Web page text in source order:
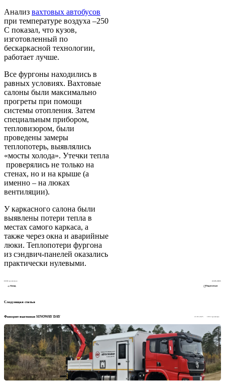
Анализ вахтовых автобусов
при температуре воздуха –250
С показал, что кузов,
изготовленный по
бескаркасной технологии,
работает лучше.
Все фургоны находились в
равных условиях. Вахтовые
салоны были максимально
прогреты при помощи
системы отопления. Затем
специальным прибором,
тепловизором, были
проведены замеры
теплопотерь, выявлялись
«мосты холода». Утечки тепла
проверялись не только на
стенах, но и на крыше (а
именно – на люках
вентиляции).
У каркасного салона были
выявлены потери тепла в
местах самого каркаса, а
также через окна и аварийные
люки. Теплопотери фургона
из сэндвич-панелей оказались
практически нулевыми.
1118 просмотров 22.05.2025
Назад Поделиться
Следующая статья
Фаворит выставки SINOWAY DAY 22.05.2025 1052 просмотра